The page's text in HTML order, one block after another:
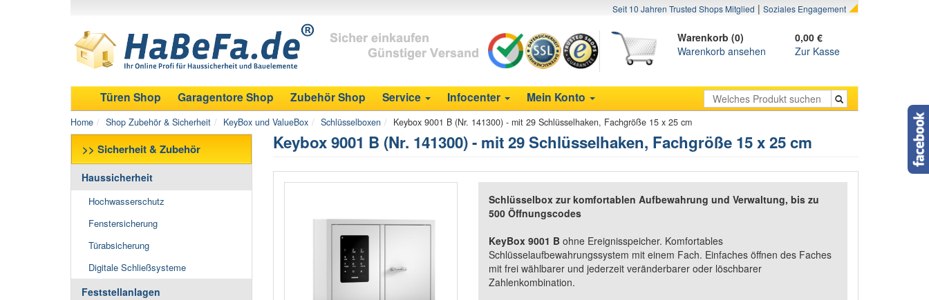
Seit 10 Jahren Trusted Shops Mitglied | Soziales Engagement
Warenkorb (0)
0,00 €
Warenkorb ansehen
Zur Kasse
Türen Shop Garagentore Shop Zubehör Shop Service Infocenter Mein Konto
Home Shop Zubehör & Sicherheit KeyBox und ValueBox Schlüsselboxen Keybox 9001 B (Nr. 141300) - mit 29 Schlüsselhaken, Fachgröße 15 x 25 cm
>> Sicherheit & Zubehör
Haussicherheit
Hochwasserschutz
Fenstersicherung
Türabsicherung
Digitale Schließsysteme
Feststellanlagen
Keybox 9001 B (Nr. 141300) - mit 29 Schlüsselhaken, Fachgröße 15 x 25 cm
Schlüsselbox zur komfortablen Aufbewahrung und Verwaltung, bis zu
500 Öffnungscodes
KeyBox 9001 B ohne Ereignisspeicher. Komfortables
Schlüsselaufbewahrungssystem mit einem Fach. Einfaches öffnen des Faches
mit frei wählbarer und jederzeit veränderbarer oder löschbarer
Zahlenkombination.